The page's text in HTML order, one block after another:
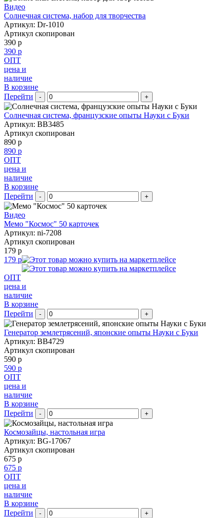
Видео
Солнечная система, набор для творчества
Артикул: Dr-1010
Артикул скопирован
390 р
390 р
ОПТ
цена и
наличие
В корзине
Перейти
- +
Солнечная система, французские опыты Науки с Буки
Артикул: BB3485
Артикул скопирован
890 р
890 р
ОПТ
цена и
наличие
В корзине
Перейти
- +
Видео
Мемо "Космос" 50 карточек
Артикул: ni-7208
Артикул скопирован
179 р
179 р
ОПТ
цена и
наличие
В корзине
Перейти
- +
Генератор землетрясений, японские опыты Науки с Буки
Артикул: BB4729
Артикул скопирован
590 р
590 р
ОПТ
цена и
наличие
В корзине
Перейти
- +
Космозайцы, настольная игра
Артикул: BG-17067
Артикул скопирован
675 р
675 р
ОПТ
цена и
наличие
В корзине
Перейти
- +